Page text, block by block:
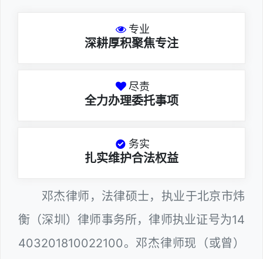
专业
深耕厚积聚焦专注
尽责
全力办理委托事项
务实
扎实维护合法权益
邓杰律师，法律硕士，执业于北京市炜
衡（深圳）律师事务所，律师执业证号为14
403201810022100。邓杰律师现（或曾）